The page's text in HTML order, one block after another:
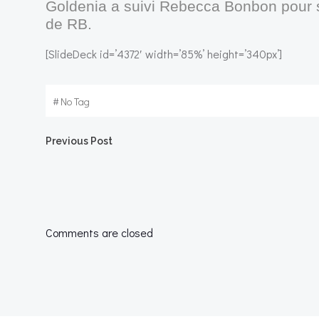
Goldenia a suivi Rebecca Bonbon
de RB.
[SlideDeck id=’4372′ width=’85%’ height=’340px’]
#No Tag
Post
Previous Post
Comments are closed